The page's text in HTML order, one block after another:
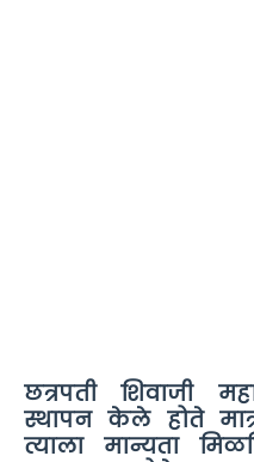
छत्रपती शिवाजी
स्थापन केले होते
त्याला मान्यता